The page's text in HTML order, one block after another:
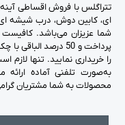
تتراگلس با فروش اقساطی
ای، کابین دوش، درب شیشه
پرداخت و 50 درصد
را خریداری نمایید. تنها
به‌صورت تلفنی آماده ارائه
محصولات به شما مشتریان